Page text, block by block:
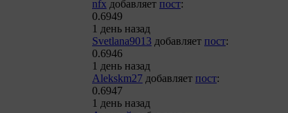
nfx добавляет пост:
0.6949
1 день назад
Svetlana9013 добавляет пост:
0.6946
1 день назад
Alekskm27 добавляет пост:
0.6947
1 день назад